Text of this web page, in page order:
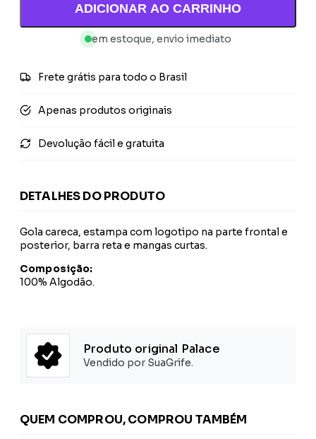
ADICIONAR AO CARRINHO
em estoque, envio imediato
Frete grátis para todo o Brasil
Apenas produtos originais
Devolução fácil e gratuita
DETALHES DO PRODUTO
Gola careca, estampa com logotipo na parte frontal e
posterior, barra reta e mangas curtas.
Composição:
100% Algodão.
Produto original Palace
Vendido por SuaGrife.
QUEM COMPROU, COMPROU TAMBÉM